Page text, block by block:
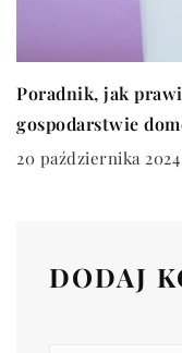
Poradnik, jak
gospodarstwie
20 października 2024
DODAJ